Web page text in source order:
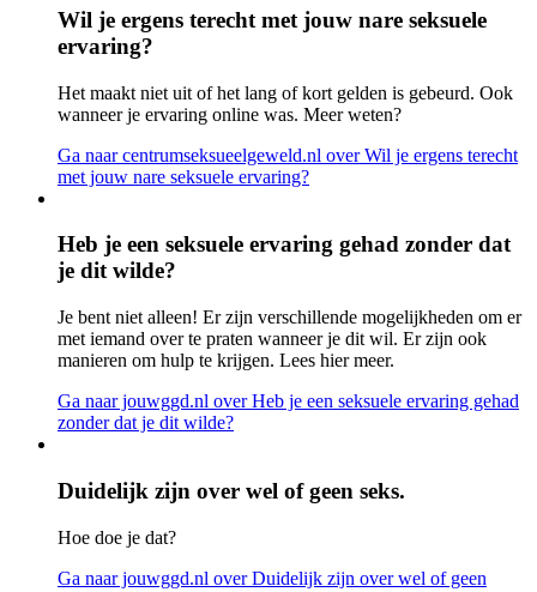
Wil je ergens terecht met jouw nare seksuele
ervaring?
Het maakt niet uit of het lang of kort gelden is gebeurd. Ook
wanneer je ervaring online was. Meer weten?
Ga naar centrumseksueelgeweld.nl over Wil je ergens terecht
met jouw nare seksuele ervaring?
Heb je een seksuele ervaring gehad zonder dat
je dit wilde?
Je bent niet alleen! Er zijn verschillende mogelijkheden om er
met iemand over te praten wanneer je dit wil. Er zijn ook
manieren om hulp te krijgen. Lees hier meer.
Ga naar jouwggd.nl over Heb je een seksuele ervaring gehad
zonder dat je dit wilde?
Duidelijk zijn over wel of geen seks.
Hoe doe je dat?
Ga naar jouwggd.nl over Duidelijk zijn over wel of geen